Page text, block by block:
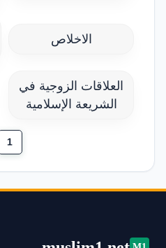
الاخلاص
العلاقات الزوجية في
الشريعة الإسلامية
1